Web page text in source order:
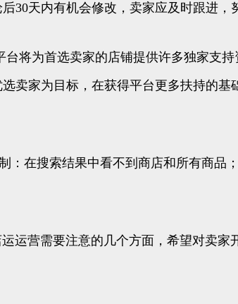
30天内有机会修改，卖家应及时跟进，
将为首选卖家的店铺提供许多独家支
卖家为目标，在获得平台更多扶持的
：在搜索结果中看不到商店和所有商
运营需要注意的几个方面，希望对卖